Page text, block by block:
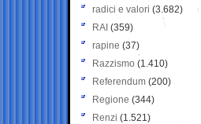
radici e valori (3.682)
RAI (359)
rapine (37)
Razzismo (1.410)
Referendum (200)
Regione (344)
Renzi (1.521)